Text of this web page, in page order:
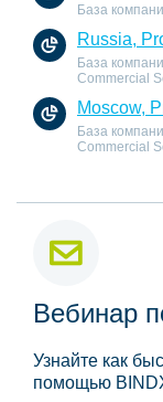
База
Russia,
База
Commercial
Moscow,
База
Commercial
Вебинар
Узнайте как
помощью